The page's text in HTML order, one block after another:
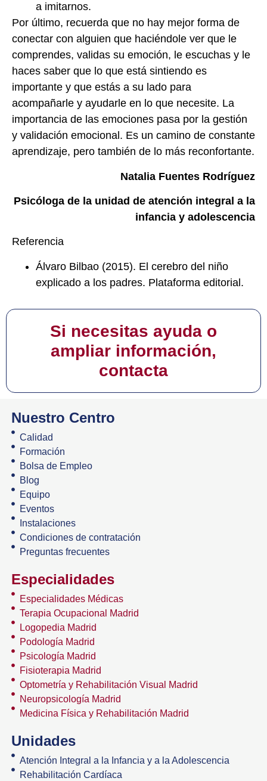
a imitarnos.
Por último, recuerda que no hay mejor forma de
conectar con alguien que haciéndole ver que le
comprendes, validas su emoción, le escuchas y le
haces saber que lo que está sintiendo es
importante y que estás a su lado para
acompañarle y ayudarle en lo que necesite. La
importancia de las emociones pasa por la gestión
y validación emocional. Es un camino de constante
aprendizaje, pero también de lo más reconfortante.
Natalia Fuentes Rodríguez
Psicóloga de la unidad de atención integral a la
infancia y adolescencia
Referencia
Álvaro Bilbao (2015). El cerebro del niño
explicado a los padres. Plataforma editorial.
Si necesitas ayuda o
ampliar información,
contacta
Nuestro Centro
Calidad
Formación
Bolsa de Empleo
Blog
Equipo
Eventos
Instalaciones
Condiciones de contratación
Preguntas frecuentes
Especialidades
Especialidades Médicas
Terapia Ocupacional Madrid
Logopedia Madrid
Podología Madrid
Psicología Madrid
Fisioterapia Madrid
Optometría y Rehabilitación Visual Madrid
Neuropsicología Madrid
Medicina Física y Rehabilitación Madrid
Unidades
Atención Integral a la Infancia y a la Adolescencia
Rehabilitación Cardíaca